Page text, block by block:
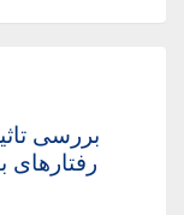
بررسی